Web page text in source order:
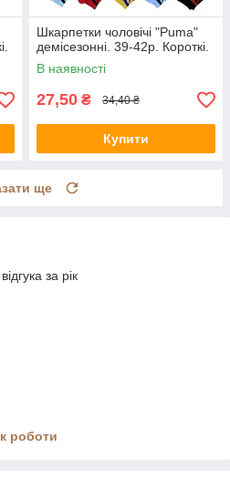
Шкарпетки чоловічі "Puma"
демісезонні. 39-42р. Короткі.
В наявності
27,50 ₴ 34,40 ₴
Купити
ще
за рік
роботи